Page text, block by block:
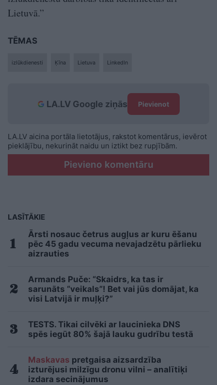
Lietuvā.”
TĒMAS
izlūkdienesti Ķīna Lietuva LinkedIn
LA.LV Google ziņās Pievienot
LA.LV aicina portāla lietotājus, rakstot komentārus, ievērot
pieklājību, nekurināt naidu un iztikt bez rupjībām.
Pievieno komentāru
LASĪTĀKIE
Ārsti nosauc četrus augļus ar kuru ēšanu
pēc 45 gadu vecuma nevajadzētu pārlieku
aizrauties
Armands Puče: “Skaidrs, ka tas ir
sarunāts “veikals”! Bet vai jūs domājat, ka
visi Latvijā ir muļķi?”
TESTS. Tikai cilvēki ar laucinieka DNS
spēs iegūt 80% šajā lauku gudrību testā
Maskavas pretgaisa aizsardzība
izturējusi milzīgu dronu vilni – analītiķi
izdara secinājumus